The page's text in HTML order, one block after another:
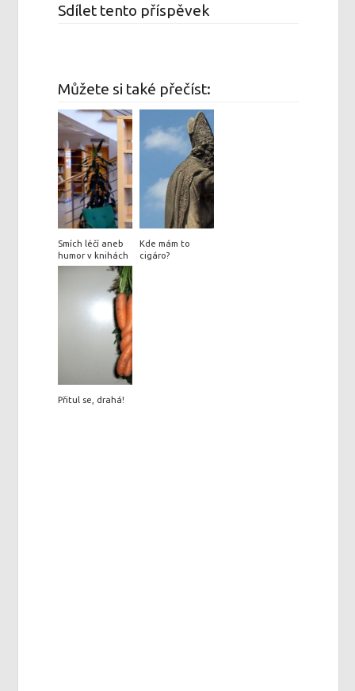
Sdílet tento příspěvek
Můžete si také přečíst:
Smích léčí aneb
humor v knihách
Kde mám to
cigáro?
Přitul se, drahá!